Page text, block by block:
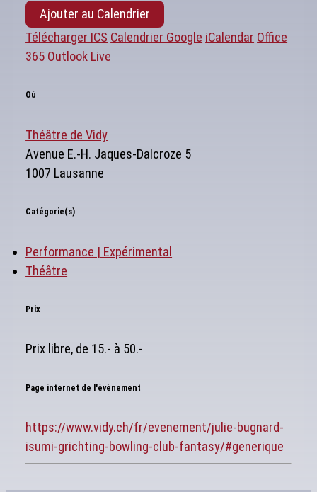
Ajouter au Calendrier
Télécharger ICS Calendrier Google iCalendar Office
365 Outlook Live
Où
Théâtre de Vidy
Avenue E.-H. Jaques-Dalcroze 5
1007 Lausanne
Catégorie(s)
Performance | Expérimental
Théâtre
Prix
Prix libre, de 15.- à 50.-
Page internet de l'évènement
https://www.vidy.ch/fr/evenement/julie-bugnard-
isumi-grichting-bowling-club-fantasy/#generique